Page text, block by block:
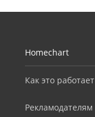
Homechart
Как это работает
Рекламодателям